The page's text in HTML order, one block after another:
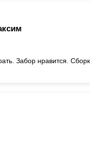
Забор нравится.